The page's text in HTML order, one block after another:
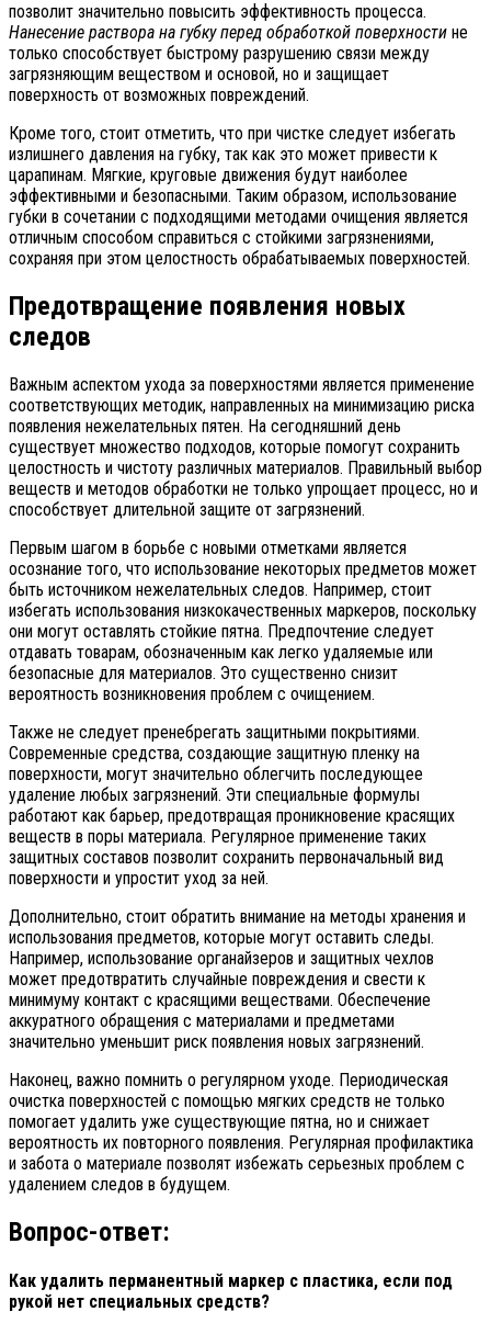
позволит значительно повысить эффективность процесса.
Нанесение раствора на губку перед обработкой поверхности не
только способствует быстрому разрушению связи между
загрязняющим веществом и основой, но и защищает
поверхность от возможных повреждений.
Кроме того, стоит отметить, что при чистке следует избегать
излишнего давления на губку, так как это может привести к
царапинам. Мягкие, круговые движения будут наиболее
эффективными и безопасными. Таким образом, использование
губки в сочетании с подходящими методами очищения является
отличным способом справиться с стойкими загрязнениями,
сохраняя при этом целостность обрабатываемых поверхностей.
Предотвращение появления новых
следов
Важным аспектом ухода за поверхностями является применение
соответствующих методик, направленных на минимизацию риска
появления нежелательных пятен. На сегодняшний день
существует множество подходов, которые помогут сохранить
целостность и чистоту различных материалов. Правильный выбор
веществ и методов обработки не только упрощает процесс, но и
способствует длительной защите от загрязнений.
Первым шагом в борьбе с новыми отметками является
осознание того, что использование некоторых предметов может
быть источником нежелательных следов. Например, стоит
избегать использования низкокачественных маркеров, поскольку
они могут оставлять стойкие пятна. Предпочтение следует
отдавать товарам, обозначенным как легко удаляемые или
безопасные для материалов. Это существенно снизит
вероятность возникновения проблем с очищением.
Также не следует пренебрегать защитными покрытиями.
Современные средства, создающие защитную пленку на
поверхности, могут значительно облегчить последующее
удаление любых загрязнений. Эти специальные формулы
работают как барьер, предотвращая проникновение красящих
веществ в поры материала. Регулярное применение таких
защитных составов позволит сохранить первоначальный вид
поверхности и упростит уход за ней.
Дополнительно, стоит обратить внимание на методы хранения и
использования предметов, которые могут оставить следы.
Например, использование органайзеров и защитных чехлов
может предотвратить случайные повреждения и свести к
минимуму контакт с красящими веществами. Обеспечение
аккуратного обращения с материалами и предметами
значительно уменьшит риск появления новых загрязнений.
Наконец, важно помнить о регулярном уходе. Периодическая
очистка поверхностей с помощью мягких средств не только
помогает удалить уже существующие пятна, но и снижает
вероятность их повторного появления. Регулярная профилактика
и забота о материале позволят избежать серьезных проблем с
удалением следов в будущем.
Вопрос-ответ:
Как удалить перманентный маркер с пластика, если под
рукой нет специальных средств?